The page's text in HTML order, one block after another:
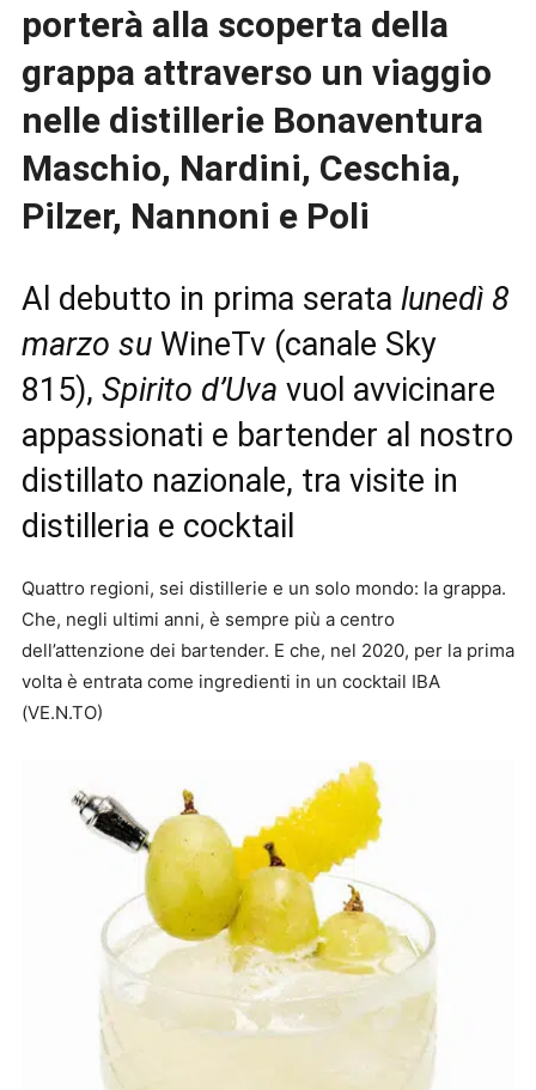
porterà alla scoperta della
grappa attraverso un viaggio
nelle distillerie Bonaventura
Maschio, Nardini, Ceschia,
Pilzer, Nannoni e Poli
Al debutto in prima serata lunedì 8
marzo su WineTv (canale Sky
815), Spirito d’Uva vuol avvicinare
appassionati e bartender al nostro
distillato nazionale, tra visite in
distilleria e cocktail
Quattro regioni, sei distillerie e un solo mondo: la grappa.
Che, negli ultimi anni, è sempre più a centro
dell’attenzione dei bartender. E che, nel 2020, per la prima
volta è entrata come ingredienti in un cocktail IBA
(VE.N.TO)